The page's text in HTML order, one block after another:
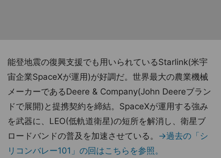
能登地震の復興支援でも用いられているStarlink(米宇
宙企業SpaceXが運用)が好調だ。世界最大の農業機械
メーカーであるDeere & Company(John Deereブラン
ドで展開)と提携契約を締結。SpaceXが運用する強み
を武器に、LEO(低軌道衛星)の短所を解消し、衛星ブ
ロードバンドの普及を加速させている。 →過去の「シ
リコンバレー101」の回はこちらを参照。